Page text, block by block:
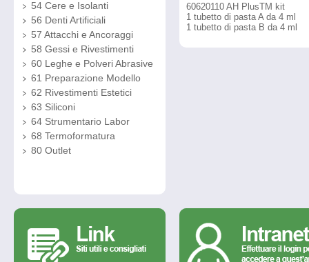
54 Cere e Isolanti
56 Denti Artificiali
57 Attacchi e Ancoraggi
58 Gessi e Rivestimenti
60 Leghe e Polveri Abrasive
61 Preparazione Modello
62 Rivestimenti Estetici
63 Siliconi
64 Strumentario Labor
68 Termoformatura
80 Outlet
60620110 AH PlusTM kit
1 tubetto di pasta A da 4 ml
1 tubetto di pasta B da 4 ml